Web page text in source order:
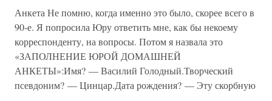
Анкета Не помню, когда именно это было, скорее всего в
90-е. Я попросила Юру ответить мне, как бы некоему
корреспонденту, на вопросы. Потом я назвала это
«ЗАПОЛНЕНИЕ ЮРОЙ ДОМАШНЕЙ
АНКЕТЫ»:Имя? — Василий Голодный.Творческий
псевдоним? — Цинцар.Дата рождения? — Эту скорбную